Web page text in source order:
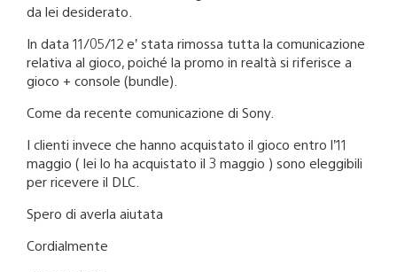
da lei desiderato.
In data 11/05/12 e’ stata rimossa tutta la comunicazione
relativa al gioco, poiché la promo in realtà si riferisce a
gioco + console (bundle).
Come da recente comunicazione di Sony.
I clienti invece che hanno acquistato il gioco entro l’11
maggio ( lei lo ha acquistato il 3 maggio ) sono eleggibili
per ricevere il DLC.
Spero di averla aiutata
Cordialmente